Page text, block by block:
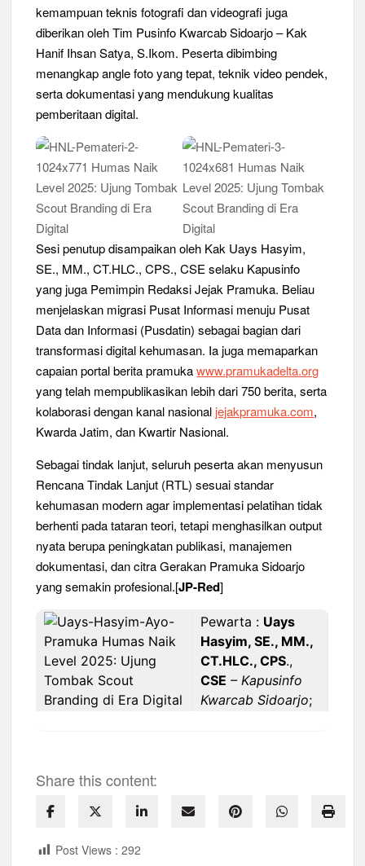
kemampuan teknis fotografi dan videografi juga
diberikan oleh Tim Pusinfo Kwarcab Sidoarjo – Kak
Hanif Ihsan Satya, S.Ikom. Peserta dibimbing
menangkap angle foto yang tepat, teknik video pendek,
serta dokumentasi yang mendukung kualitas
pemberitaan digital.
Sesi penutup disampaikan oleh Kak Uays Hasyim,
SE., MM., CT.HLC., CPS., CSE selaku Kapusinfo
yang juga Pemimpin Redaksi Jejak Pramuka. Beliau
menjelaskan migrasi Pusat Informasi menuju Pusat
Data dan Informasi (Pusdatin) sebagai bagian dari
transformasi digital kehumasan. Ia juga memaparkan
capaian portal berita pramukawww.pramukadelta.org
yang telah mempublikasikan lebih dari 750 berita, serta
kolaborasi dengan kanal nasional jejakpramuka.com,
Kwarda Jatim, dan Kwartir Nasional.
Sebagai tindak lanjut, seluruh peserta akan menyusun
Rencana Tindak Lanjut (RTL) sesuai standar
kehumasan modern agar implementasi pelatihan tidak
berhenti pada tataran teori, tetapi menghasilkan output
nyata berupa peningkatan publikasi, manajemen
dokumentasi, dan citra Gerakan Pramuka Sidoarjo
yang semakin profesional.[JP-Red]
Pewarta : Uays
Hasyim, SE., MM.,
CT.HLC., CPS.,
CSE – Kapusinfo
Kwarcab Sidoarjo;
Share this content:
Post Views : 292